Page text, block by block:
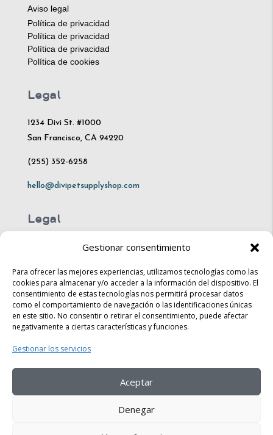
Gestionar consentimiento
Para ofrecer las mejores experiencias, utilizamos tecnologías como las
cookies para almacenar y/o acceder a la información del dispositivo. El
consentimiento de estas tecnologías nos permitirá procesar datos
como el comportamiento de navegación o las identificaciones únicas
en este sitio. No consentir o retirar el consentimiento, puede afectar
negativamente a ciertas características y funciones.
Gestionar los servicios
Aceptar
Denegar
Aviso legal
Política de privacidad
Política de privacidad
Política de privacidad
Política de cookies
Legal
1234 Divi St. #1000
San Francisco, CA 94220
(255) 352-6258
hello@divipetsupplyshop.com
Legal
Mon – Fri: 10am – 8pm
Sat: 10am – 4pm​​
Sun: 10am – 6pm
Legal
Shipping & Returns